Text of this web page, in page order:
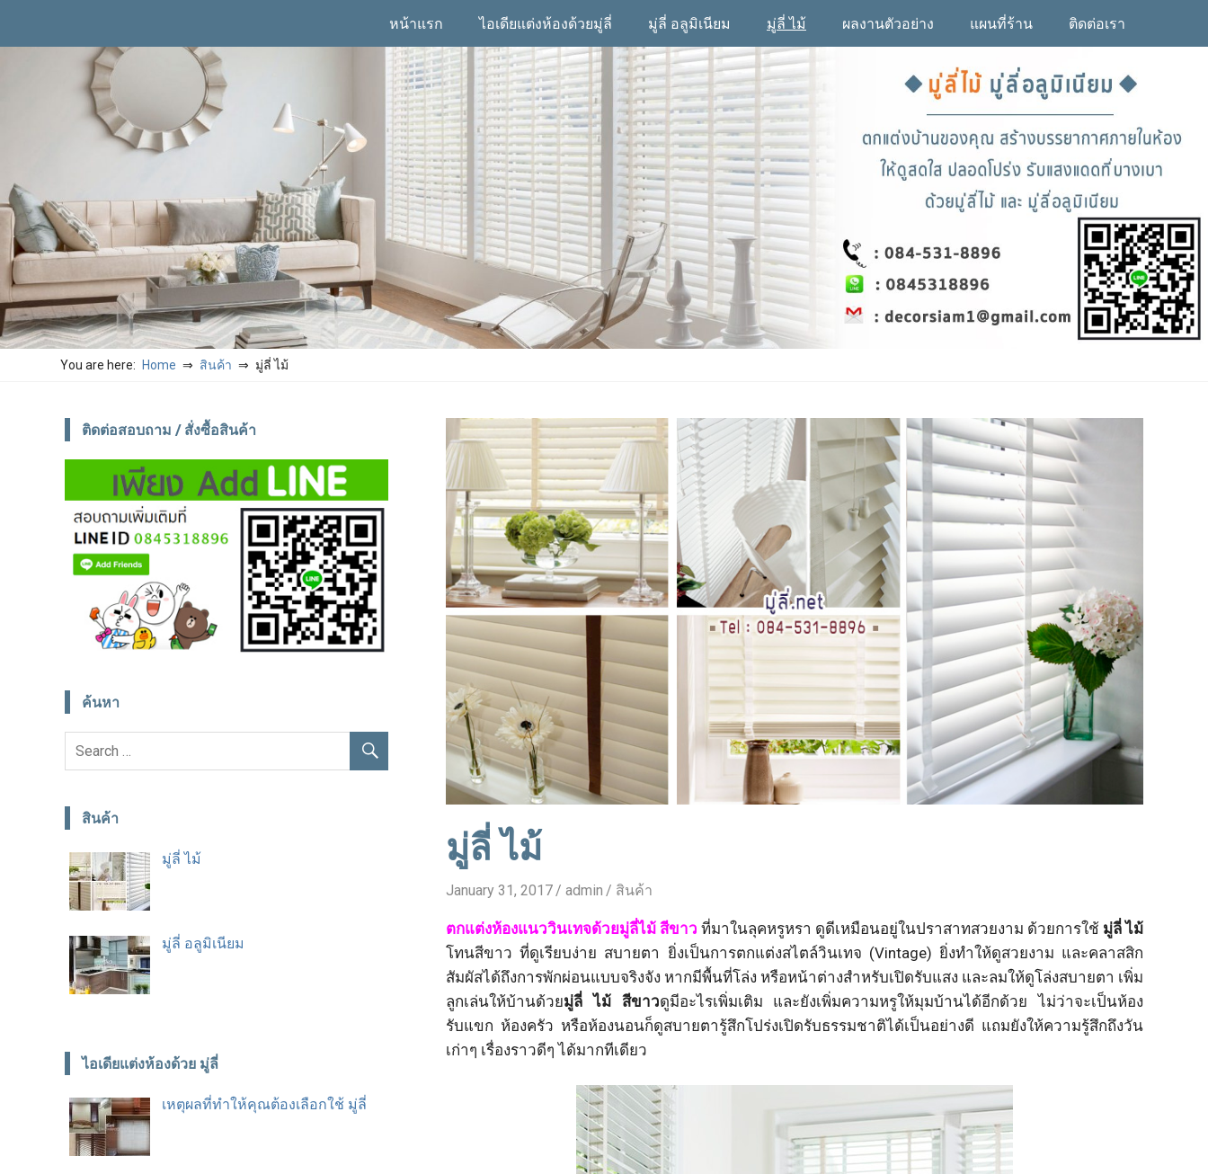
หน้าแรก ไอเดียแต่งห้องด้วยมู่ลี่ มู่ลี่ อลูมิเนียม มู่ลี่ ไม้ ผลงานตัวอย่าง แผนที่ร้าน ติดต่อเรา
You are here: Home สินค้า มู่ลี่ ไม้
มู่ลี่ ไม้
January 31, 2017 admin สินค้า
ตกแต่งห้องแนววินเทจด้วยมู่ลี่ไม้ สีขาว ที่มาในลุคหรูหรา ดูดีเหมือนอยู่ในปราสาทสวยงาม ด้วยการใช้ มู่ลี่ ไม้
โทนสีขาว ที่ดูเรียบง่าย สบายตา ยิ่งเป็นการตกแต่งสไตล์วินเทจ (Vintage) ยิ่งทำให้ดูสวยงาม และคลาสสิก
สัมผัสได้ถึงการพักผ่อนแบบจริงจัง หากมีพื้นที่โล่ง หรือหน้าต่างสำหรับเปิดรับแสง และลมให้ดูโล่งสบายตา เพิ่ม
ลูกเล่นให้บ้านด้วยมู่ลี่ ไม้ สีขาวดูมีอะไรเพิ่มเติม และยังเพิ่มความหรูให้มุมบ้านได้อีกด้วย ไม่ว่าจะเป็นห้อง
รับแขก ห้องครัว หรือห้องนอนก็ดูสบายตารู้สึกโปร่งเปิดรับธรรมชาติได้เป็นอย่างดี แถมยังให้ความรู้สึกถึงวัน
เก่าๆ เรื่องราวดีๆ ได้มากทีเดียว
ติดต่อสอบถาม / สั่งซื้อสินค้า
ค้นหา
สินค้า
มู่ลี่ ไม้
มู่ลี่ อลูมิเนียม
ไอเดียแต่งห้องด้วย มู่ลี่
เหตุผลที่ทำให้คุณต้องเลือกใช้ มู่ลี่